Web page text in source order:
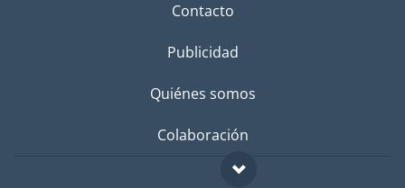
Contacto
Publicidad
Quiénes somos
Colaboración